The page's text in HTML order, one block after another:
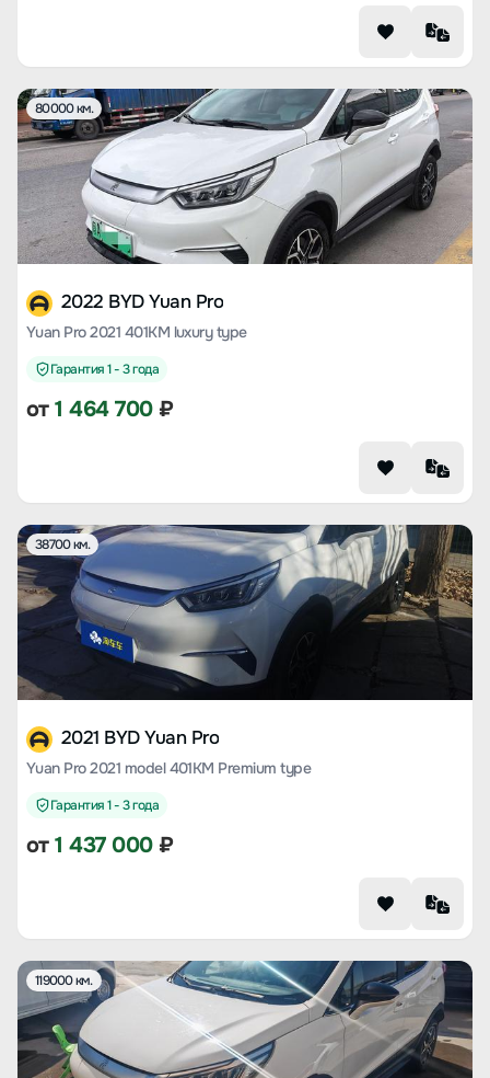
80000 км.
2022 BYD Yuan Pro
Yuan Pro 2021 401KM luxury type
Гарантия 1 - 3 года
от1 464 700₽
38700 км.
2021 BYD Yuan Pro
Yuan Pro 2021 model 401KM Premium type
Гарантия 1 - 3 года
от1 437 000₽
119000 км.